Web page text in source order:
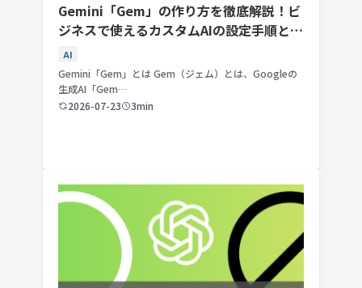
Gemini「Gem」の作り方を徹底解説！ビ
ジネスで使えるカスタムAIの設定手順と活
用例
AI
Gemini「Gem」とは Gem（ジェム）とは、Googleの
生成AI「Gem…
2026-07-23
3min